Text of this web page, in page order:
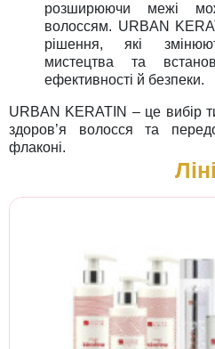
розширюючи межі
волоссям. URBAN
рішення, які
мистецтва та
ефективності й безпеки.
URBAN KERATIN – це вибір
здоров’я волосся та
флаконі.